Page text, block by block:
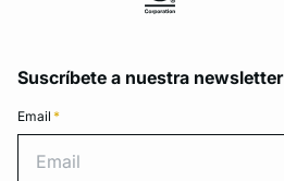
Suscríbete a nuestra newsletter
Email *